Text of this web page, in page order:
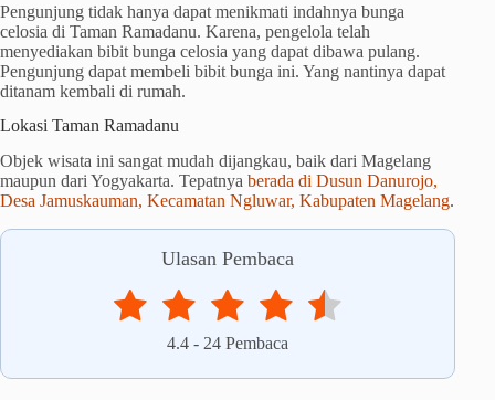
Pengunjung tidak hanya dapat menikmati indahnya bunga
celosia di Taman Ramadanu. Karena, pengelola telah
menyediakan bibit bunga celosia yang dapat dibawa pulang.
Pengunjung dapat membeli bibit bunga ini. Yang nantinya dapat
ditanam kembali di rumah.
Lokasi Taman Ramadanu
Objek wisata ini sangat mudah dijangkau, baik dari Magelang
maupun dari Yogyakarta. Tepatnya berada di Dusun Danurojo,
Desa Jamuskauman, Kecamatan Ngluwar, Kabupaten Magelang.
Ulasan Pembaca
4.4 - 24 Pembaca